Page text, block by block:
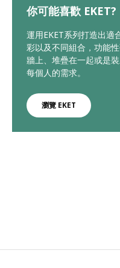
你可能喜歡 EKET?
運用EKET系列打造出適
彩以及不同組合，功能
牆上、堆疊在一起或是
每個人的需求。
瀏覽 EKET